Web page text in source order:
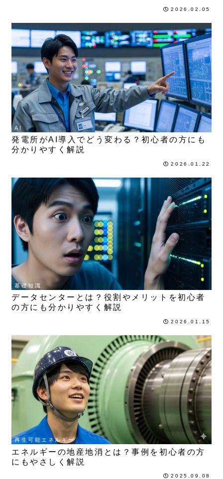
2026.02.05
AI
発電所がAI導入でどう変わる？初心者の方にも
分かりやすく解説
2026.01.22
基礎知識
データセンターとは？役割やメリットを初心者
の方にも分かりやすく解説
2026.01.15
再生可能エネルギー
エネルギーの地産地消とは？事例を初心者の方
にもやさしく解説
2025.09.08